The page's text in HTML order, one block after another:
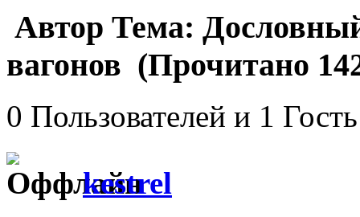
Автор Тема:
вагонов (Прочитано
0 Пользователей и 1
kestrel